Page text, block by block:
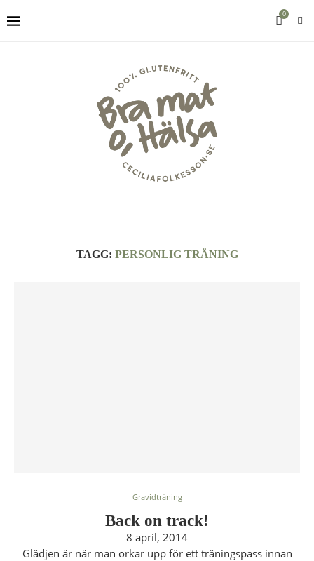
0
TAGG: PERSONLIG TRÄNING
Gravidträning
Back on track!
8 april, 2014
Glädjen är när man orkar upp för ett träningspass innan